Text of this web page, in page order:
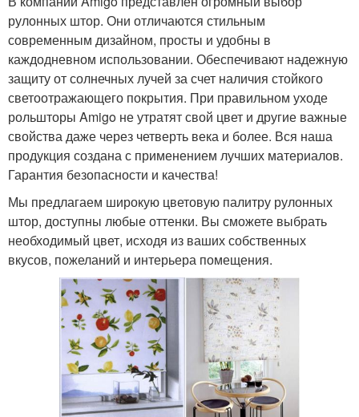
рулонных штор. Они отличаются стильным
современным дизайном, просты и удобны в
каждодневном использовании. Обеспечивают надежную
защиту от солнечных лучей за счет наличия стойкого
светоотражающего покрытия. При правильном уходе
рольшторы Amigo не утратят свой цвет и другие важные
свойства даже через четверть века и более. Вся наша
продукция создана с применением лучших материалов.
Гарантия безопасности и качества!
Мы предлагаем широкую цветовую палитру рулонных
штор, доступны любые оттенки. Вы сможете выбрать
необходимый цвет, исходя из ваших собственных
вкусов, пожеланий и интерьера помещения.